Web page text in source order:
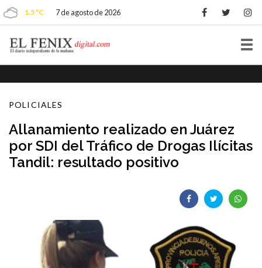
1.5 ºC 7 de agosto de 2026
POLICIALES
Allanamiento realizado en Juárez
por SDI del Tráfico de Drogas Ilícitas
Tandil: resultado positivo